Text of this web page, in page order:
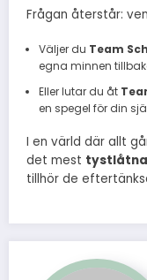
Frågan återstår:
Väljer du Team
egna minnen
Eller lutar du åt
en spegel för din
I en värld där allt
det mest
tillhör de